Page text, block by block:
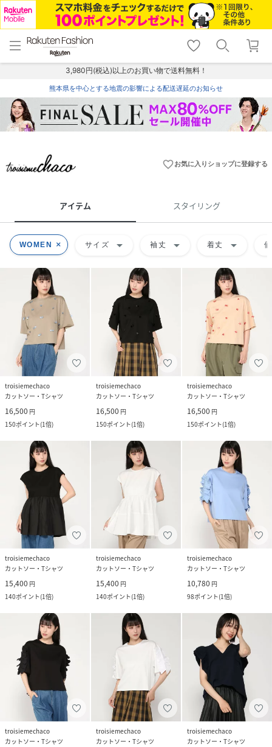
menu home
トップ
shopping_cart lock_outline
ログイン
3,980円(税込)以上のお買い物で送料無料！
熊本県を中心とする地震の影響による配送遅延のお知らせ
favorite_borderお気に入りショップに登録する
アイテム スタイリング
WOMEN サイズ arrow_drop_down 袖丈 arrow_drop_down 着丈 arrow_drop_down
troisiemechaco
カットソー・Tシャツ
16,500 円
150ポイント(1倍)
troisiemechaco
カットソー・Tシャツ
16,500 円
150ポイント(1倍)
troisiemechaco
カットソー・Tシャツ
16,500 円
150ポイント(1倍)
troisiemechaco
カットソー・Tシャツ
15,400 円
140ポイント(1倍)
troisiemechaco
カットソー・Tシャツ
15,400 円
140ポイント(1倍)
troisiemechaco
カットソー・Tシャツ
10,780 円
98ポイント(1倍)
troisiemechaco
カットソー・Tシャツ
troisiemechaco
カットソー・Tシャツ
troisiemechaco
カットソー・Tシャツ